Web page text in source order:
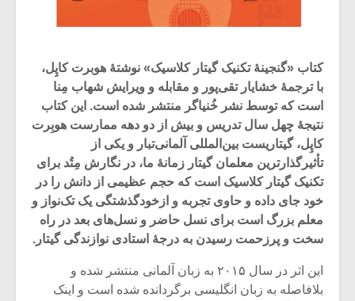
کتاب «گنجینۀ تکنیک گیتار کلاسیک» نوشتۀ هوبرت کاپِل،
با ترجمۀ خشایار تقی‌پور و مقابله و ویرایش شهاب مِنا
است که توسط نشر خُنیاگر منتشر شده است. این کتاب
نتیجۀ چهل سال تدریس و بیش از دو دهه ممارست هوبِرت
کاپِل، گیتاریست بین‌المللی آلمانی‌تبار و یکی از
تأثیرگذارترین معلمان گیتار زمانۀ ما، در نگارش مِتُد برای
تکنیک‌ گیتار کلاسیک است که حجم عظیمی از دانش را در
خود جای داده و حاوی تجربه و از‌خود‌گذشتگی یک تک‌نواز و
معلم بزرگ است برای نسل حاضر و نسل‌های بعد در راه‌
سخت و پرزحمت رسیدن به درجۀ استادی نوازندگی گیتار.
این اثر در سال ۲۰۱۵ به زبان آلمانی منتشر شده و
بلافاصله به زبان انگلیسی برگردانده شده است و اینک